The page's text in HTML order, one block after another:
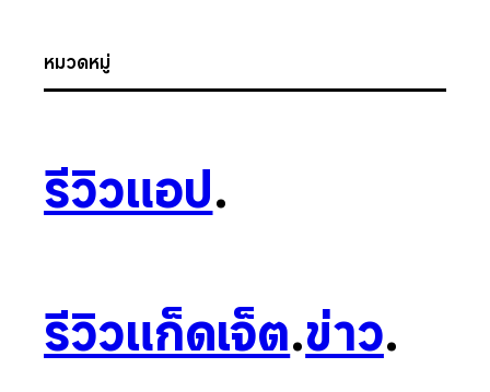
หมวดหมู่
รีวิวแอป.
รีวิวแก็ดเจ็ต.ข่าว.